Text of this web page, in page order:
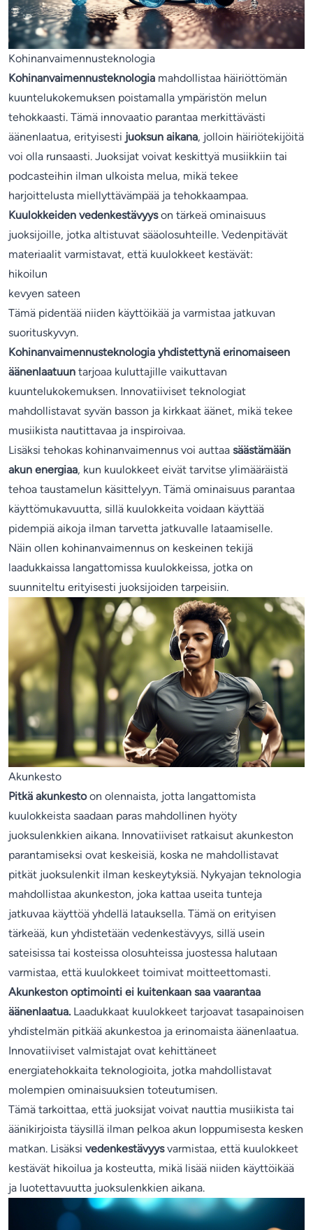
Kohinanvaimennusteknologia
Kohinanvaimennusteknologia mahdollistaa häiriöttömän
kuuntelukokemuksen poistamalla ympäristön melun
tehokkaasti. Tämä innovaatio parantaa merkittävästi
äänenlaatua, erityisesti juoksun aikana, jolloin häiriötekijöitä
voi olla runsaasti. Juoksijat voivat keskittyä musiikkiin tai
podcasteihin ilman ulkoista melua, mikä tekee
harjoittelusta miellyttävämpää ja tehokkaampaa.
Kuulokkeiden vedenkestävyyson tärkeä ominaisuus
juoksijoille, jotka altistuvat sääolosuhteille. Vedenpitävät
materiaalit varmistavat, että kuulokkeet kestävät:
hikoilun
kevyen sateen
Tämä pidentää niiden käyttöikää ja varmistaa jatkuvan
suorituskyvyn.
Kohinanvaimennusteknologia yhdistettynä erinomaiseen
äänenlaatuun tarjoaa kuluttajille vaikuttavan
kuuntelukokemuksen. Innovatiiviset teknologiat
mahdollistavat syvän basson ja kirkkaat äänet, mikä tekee
musiikista nautittavaa ja inspiroivaa.
Lisäksi tehokas kohinanvaimennus voi auttaa säästämään
akun energiaa, kun kuulokkeet eivät tarvitse ylimääräistä
tehoa taustamelun käsittelyyn. Tämä ominaisuus parantaa
käyttömukavuutta, sillä kuulokkeita voidaan käyttää
pidempiä aikoja ilman tarvetta jatkuvalle lataamiselle.
Näin ollen kohinanvaimennus on keskeinen tekijä
laadukkaissa langattomissa kuulokkeissa, jotka on
suunniteltu erityisesti juoksijoiden tarpeisiin.
Akunkesto
Pitkä akunkestoon olennaista, jotta langattomista
kuulokkeista saadaan paras mahdollinen hyöty
juoksulenkkien aikana. Innovatiiviset ratkaisut akunkeston
parantamiseksi ovat keskeisiä, koska ne mahdollistavat
pitkät juoksulenkit ilman keskeytyksiä. Nykyajan teknologia
mahdollistaa akunkeston, joka kattaa useita tunteja
jatkuvaa käyttöä yhdellä latauksella. Tämä on erityisen
tärkeää, kun yhdistetään vedenkestävyys, sillä usein
sateisissa tai kosteissa olosuhteissa juostessa halutaan
varmistaa, että kuulokkeet toimivat moitteettomasti.
Akunkeston optimointi ei kuitenkaan saa vaarantaa
äänenlaatua. Laadukkaat kuulokkeet tarjoavat tasapainoisen
yhdistelmän pitkää akunkestoa ja erinomaista äänenlaatua.
Innovatiiviset valmistajat ovat kehittäneet
energiatehokkaita teknologioita, jotka mahdollistavat
molempien ominaisuuksien toteutumisen.
Tämä tarkoittaa, että juoksijat voivat nauttia musiikista tai
äänikirjoista täysillä ilman pelkoa akun loppumisesta kesken
matkan. Lisäksi vedenkestävyysvarmistaa, että kuulokkeet
kestävät hikoilua ja kosteutta, mikä lisää niiden käyttöikää
ja luotettavuutta juoksulenkkien aikana.